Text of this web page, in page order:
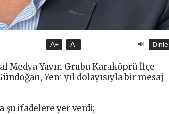
A+ A- 🔊 Dinle
Medya Yayın Grubu Karaköprü İlçe
Yeni yıl dolayısıyla bir mesaj
şu ifadelere yer verdi;